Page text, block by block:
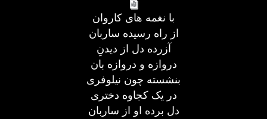
با نغمه های کاروان
از راه رسیده ساربان
آزرده دل از دیدنِ
دروازه و دروازه بان
بنشسته چون نیلوفری
در یک کجاوه دختری
دل برده او از ساربان